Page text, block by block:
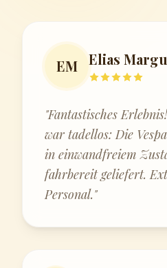
EM Elias
"Fantastisches
war tadellos: Die
in einwandfreiem
fahrbereit geliefert.
Personal."